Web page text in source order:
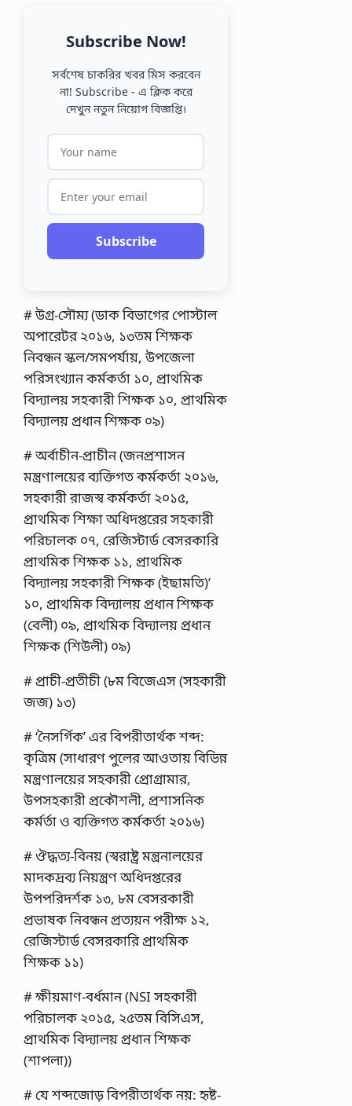
Subscribe Now!
সর্বশেষ চাকরির খবর মিস করবেন
না! Subscribe - এ ক্লিক করে
দেখুন নতুন নিয়োগ বিজ্ঞপ্তি।
Subscribe
# উগ্র-সৌম্য (ডাক বিভাগের পোস্টাল
অপারেটর ২০১৬, ১৩তম শিক্ষক
নিবন্ধন স্কল/সমপর্যায়, উপজেলা
পরিসংখ্যান কর্মকর্তা ১০, প্রাথমিক
বিদ্যালয় সহকারী শিক্ষক ১০, প্রাথমিক
বিদ্যালয় প্রধান শিক্ষক ০৯)
# অর্বাচীন-প্রাচীন (জনপ্রশাসন
মন্ত্রণালয়ের ব্যক্তিগত কর্মকর্তা ২০১৬,
সহকারী রাজস্ব কর্মকর্তা ২০১৫,
প্রাথমিক শিক্ষা অধিদপ্তরের সহকারী
পরিচালক ০৭, রেজিস্টার্ড বেসরকারি
প্রাথমিক শিক্ষক ১১, প্রাথমিক
বিদ্যালয় সহকারী শিক্ষক (ইছামতি)’
১০, প্রাথমিক বিদ্যালয় প্রধান শিক্ষক
(বেলী) ০৯, প্রাথমিক বিদ্যালয় প্রধান
শিক্ষক (শিউলী) ০৯)
# প্রাচী-প্রতীচী (৮ম বিজেএস (সহকারী
জজ) ১৩)
# ‘নৈসর্গিক’ এর বিপরীতার্থক শব্দ:
কৃত্রিম (সাধারণ পুলের আওতায় বিভিন্ন
মন্ত্রণালয়ের সহকারী প্রোগ্রামার,
উপসহকারী প্রকৌশলী, প্রশাসনিক
কর্মর্তা ও ব্যক্তিগত কর্মকর্তা ২০১৬)
# ঔদ্ধত্য-বিনয় (স্বরাষ্ট্র মন্ত্রনালয়ের
মাদকদ্রব্য নিয়ন্ত্রণ অধিদপ্তরের
উপপরিদর্শক ১৩, ৮ম বেসরকারী
প্রভাষক নিবন্ধন প্রত্যয়ন পরীক্ষ ১২,
রেজিস্টার্ড বেসরকারি প্রাথমিক
শিক্ষক ১১)
# ক্ষীয়মাণ-বর্ধমান (NSI সহকারী
পরিচালক ২০১৫, ২৫তম বিসিএস,
প্রাথমিক বিদ্যালয় প্রধান শিক্ষক
(শাপলা))
# যে শব্দজোড় বিপরীতার্থক নয়: হৃষ্ট-